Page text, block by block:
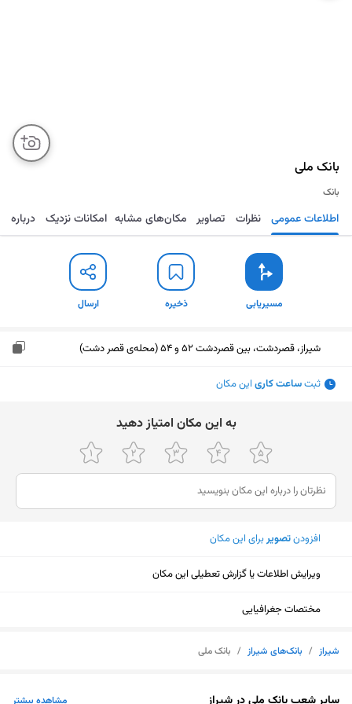
بانک ملی
بانک
مسیریابی ذخیره ارسال اطلاعات عمومی نظرات تصاویر مکان‌های مشابه امکانات نزدیک درباره
مسیریابی ذخیره ارسال
شیراز، قصردشت، بین قصردشت 52 و 54 (محله‌ی قصر دشت)
ثبتساعت کاری این مکان
ﺑﻪ اﯾﻦ ﻣﮑﺎن اﻣﺘﯿﺎز دﻫﯿﺪ
افزودنتصویربرای این مکان
ویرایش اطلاعات یا گزارش تعطیلی این مکان
مختصات جغرافیایی
شیراز / بانک‌های شیراز / بانک ملی
مشاهده بیشتر